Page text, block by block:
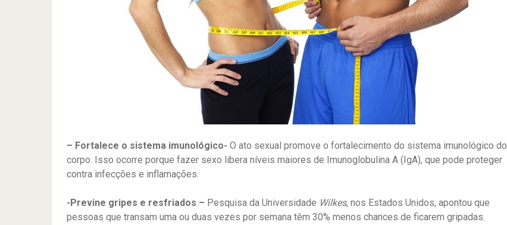
– Fortalece o sistema imunológico- O ato sexual promove o fortalecimento do sistema imunológico do
corpo. Isso ocorre porque fazer sexo libera níveis maiores de Imunoglobulina A (IgA), que pode proteger
contra infecções e inflamações.
-Previne gripes e resfriados – Pesquisa da Universidade Wilkes, nos Estados Unidos, apontou que
pessoas que transam uma ou duas vezes por semana têm 30% menos chances de ficarem gripadas.